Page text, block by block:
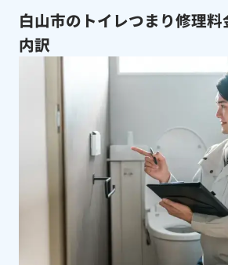
白山市のトイレつまり修理
内訳